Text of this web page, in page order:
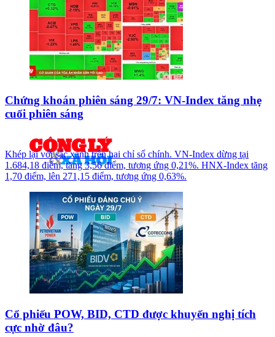
Chứng khoán phiên sáng 29/7: VN-Index tăng nhẹ
cuối phiên sáng
Khép lại với sắc xanh trên hai chỉ số chính. VN-Index dừng tại
1.684,18 điểm, tăng 3,56 điểm, tương ứng 0,21%. HNX-Index tăng
1,70 điểm, lên 271,15 điểm, tương ứng 0,63%.
Cổ phiếu POW, BID, CTD được khuyến nghị tích
cực nhờ đâu?